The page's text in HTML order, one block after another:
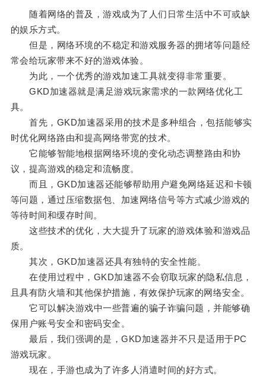
随着网络的普及，游戏成为了人们日常生活中不可或缺
的娱乐方式。
但是，网络环境的不稳定和游戏服务器的拥堵等问题经
常会给玩家带来不好的游戏体验。
为此，一个优秀的游戏加速工具就变得非常重要。
GKD加速器就是满足游戏玩家需求的一款网络优化工
具。
首先，GKD加速器采用的技术是多种组合，包括能够实
时优化网络路由和提高网络带宽的技术。
它能够智能地根据网络环境的变化动态调整路由和协
议，提高游戏的稳定和流畅度。
而且，GKD加速器还能够帮助用户避免网络延迟和卡顿
等问题，通过压缩数据包、加速网络信号等方式减少游戏的
等待时间和缓存时间。
这些技术的优化，大大提升了玩家的游戏体验和游戏品
质。
其次，GKD加速器还具有独特的安全性能。
在使用过程中，GKD加速器不会窃取玩家的隐私信息，
且具有防火墙和其他保护措施，有效保护玩家的网络安全。
它可以解决游戏中一些普遍的骗子诈骗问题，并能够确
保用户账号安全和密码安全。
最后，我们强调的是，GKD加速器并不只是适用于PC
游戏玩家。
现在，手游也成为了许多人消遣时间的好方式。